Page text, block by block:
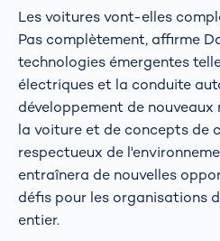
Les voitures vont-elles
Pas complètement, affirme
technologies émergentes
électriques et la conduite
développement de
la voiture et de concepts de
respectueux de
entraînera de nouvelles
défis pour les organisations
entier.